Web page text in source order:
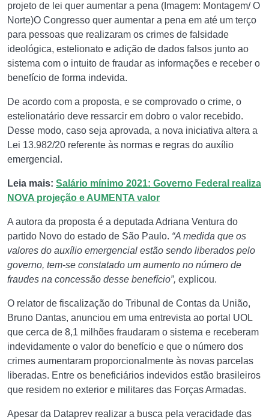
projeto de lei quer aumentar a pena (Imagem: Montagem/ O
Norte)O Congresso quer aumentar a pena em até um terço
para pessoas que realizaram os crimes de falsidade
ideológica, estelionato e adição de dados falsos junto ao
sistema com o intuito de fraudar as informações e receber o
benefício de forma indevida.
De acordo com a proposta, e se comprovado o crime, o
estelionatário deve ressarcir em dobro o valor recebido.
Desse modo, caso seja aprovada, a nova iniciativa altera a
Lei 13.982/20 referente às normas e regras do auxílio
emergencial.
Leia mais: Salário mínimo 2021: Governo Federal realiza
NOVA projeção e AUMENTA valor
A autora da proposta é a deputada Adriana Ventura do
partido Novo do estado de São Paulo. “A medida que os
valores do auxílio emergencial estão sendo liberados pelo
governo, tem-se constatado um aumento no número de
fraudes na concessão desse benefício”, explicou.
O relator de fiscalização do Tribunal de Contas da União,
Bruno Dantas, anunciou em uma entrevista ao portal UOL
que cerca de 8,1 milhões fraudaram o sistema e receberam
indevidamente o valor do benefício e que o número dos
crimes aumentaram proporcionalmente às novas parcelas
liberadas. Entre os beneficiários indevidos estão brasileiros
que residem no exterior e militares das Forças Armadas.
Apesar da Dataprev realizar a busca pela veracidade das